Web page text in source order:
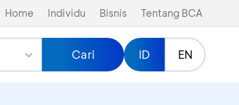
Home Individu Bisnis Tentang BCA
Cari ID EN